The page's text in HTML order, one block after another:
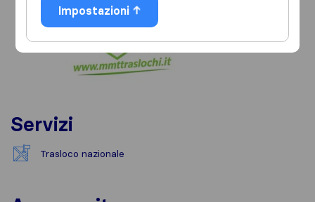
Servizi
Trasloco nazionale
Impostazioni